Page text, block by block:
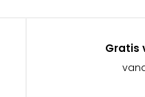
Gratis